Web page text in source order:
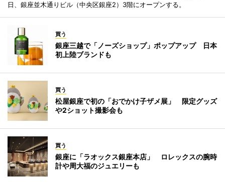
日、銀座並木通りビル（中央区銀座2）3階にオープンする。
買う
銀座三越で「ノーズショップ」ポップアップ 日本
初上陸ブランドも
買う
松屋銀座で初の「おでかけ子ザメ展」 限定グッズ
や2ショット撮影会も
買う
銀座に「ラオックス銀座本店」 ロレックスの腕時
計や周大福のジュエリーも